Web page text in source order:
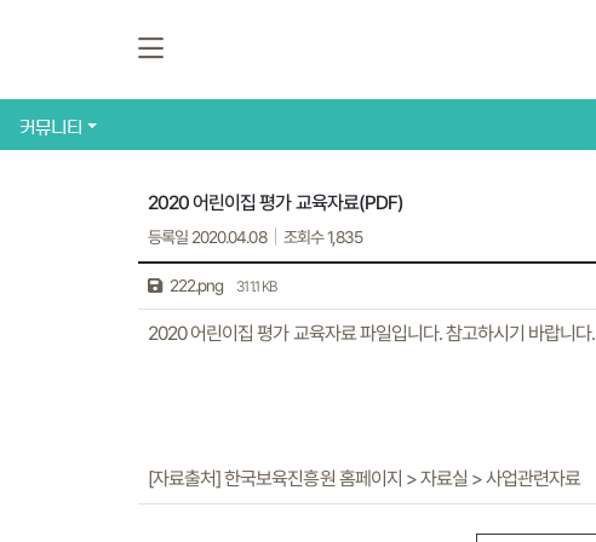
커뮤니티
2020 어린이집 평가 교육자료(PDF)
등록일 2020.04.08 조회수 1,835
222.png 311.1 KB
2020 어린이집 평가 교육자료 파일입니다. 참고하시기 바랍니다.
[자료출처] 한국보육진흥원 홈페이지 > 자료실 > 사업관련자료